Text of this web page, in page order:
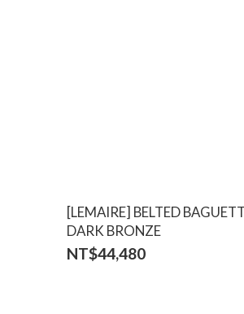
[LEMAIRE] BELTED
DARK BRONZE
NT$44,480